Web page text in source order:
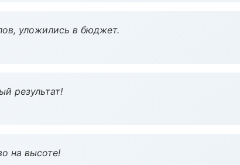
уложились в бюджет.
результат!
на высоте!